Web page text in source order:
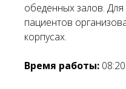
обеденных залов.
пациентов
корпусах.
Время работы: